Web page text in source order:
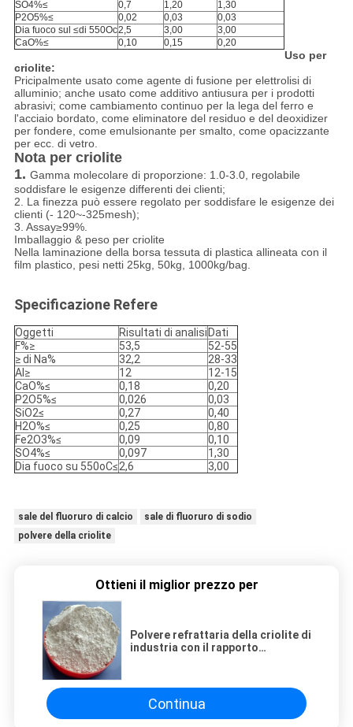
SO4%≤ 0,7 1,20
1,30
P2O5%≤
0,02 0,03
0,03
Dia fuoco sul ≤di 550Oc2,5 3,00
3,00
CaO%≤
0,10 0,15 0,20
Uso per
criolite:
Pricipalmente usato come agente di fusione per elettrolisi di
alluminio; anche usato come additivo antiusura per i prodotti
abrasivi; come cambiamento continuo per la lega del ferro e
l'acciaio bordato, come eliminatore del residuo e del deoxidizer
per fondere, come emulsionante per smalto, come opacizzante
per ecc. di vetro.
Nota per criolite
1. Gamma molecolare di proporzione: 1.0-3.0, regolabile
soddisfare le esigenze differenti dei clienti;
2. La finezza può essere regolato per soddisfare le esigenze dei
clienti (- 120~-325mesh);
3. Assay≥99%.
Imballaggio & peso per criolite
Nella laminazione della borsa tessuta di plastica allineata con il
film plastico, pesi netti 25kg, 50kg, 1000kg/bag.
Specificazione Refere
Oggetti Risultati di analisi Dati
F%≥
53,5
52-55
≥ di Na%
32,2
28-33
Al≥
12
12-15
CaO%≤
0,18
0,20
P2O5%≤
0,026
0,03
SiO2≤
0,27
0,40
H2O%≤
0,25
0,80
Fe2O3%≤
0,09
0,10
SO4%≤
0,097
1,30
Dia fuoco su 550oC≤2,6 3,00
sale del fluoruro di calcio
sale di fluoruro di sodio
polvere della criolite
Ottieni il miglior prezzo per
Polvere refrattaria della criolite di
industria con il rapporto
Continua